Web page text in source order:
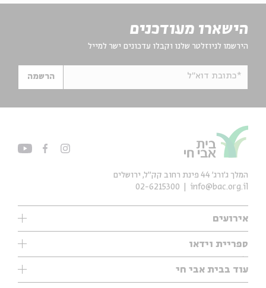
הישארו מעודכנים
הירשמו לניוזלטר שלנו וקבלו עדכונים ישר למייל
*כתובת דוא"ל הרשמה
אירועים
עיון
אנגלית
ספריית וידאו
ילדים
מוזיקה
עוד בבית אבי חי
תערוכות
המלך ג'ורג' 44 פינת רחוב קק״ל, ירושלים
info@bac.org.il
02-6215300